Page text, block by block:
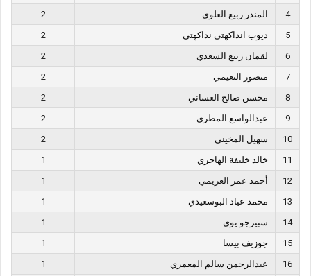
4
المنذر ربيع العلوي
2
5
ديوب انداكهتي نداكهتي
2
6
لقمان ربيع السعدي
2
7
منصور النعيمي
2
8
محسن صالح الغساني
2
9
عبدالواسع المطري
2
10
سهيل المخيني
2
11
خالد خليفة الهاجري
1
12
أحمد عمر العريمي
1
13
محمد عياد البوسعيدي
1
14
سبيرجو يوي
1
15
جوزيف بيسا
1
16
عبدالرحمن سالم المعمري
1